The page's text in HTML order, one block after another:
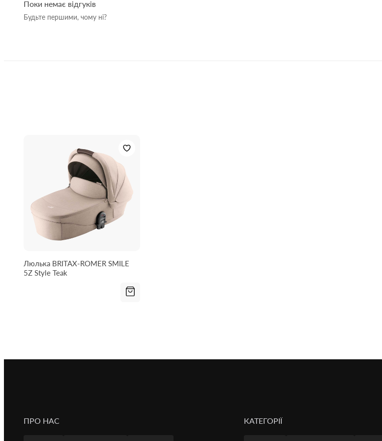
Поки немає відгуків
Будьте першими, чому ні?
Люлька BRITAX-ROMER SMILE
5Z Style Teak
ПРО НАС КАТЕГОРІЇ